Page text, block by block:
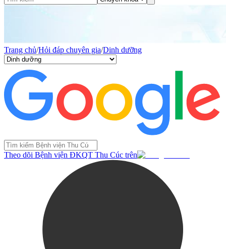
Trang chủ/Hỏi đáp chuyên gia/Dinh dưỡng
Theo dõi Bệnh viện ĐKQT Thu Cúc trên